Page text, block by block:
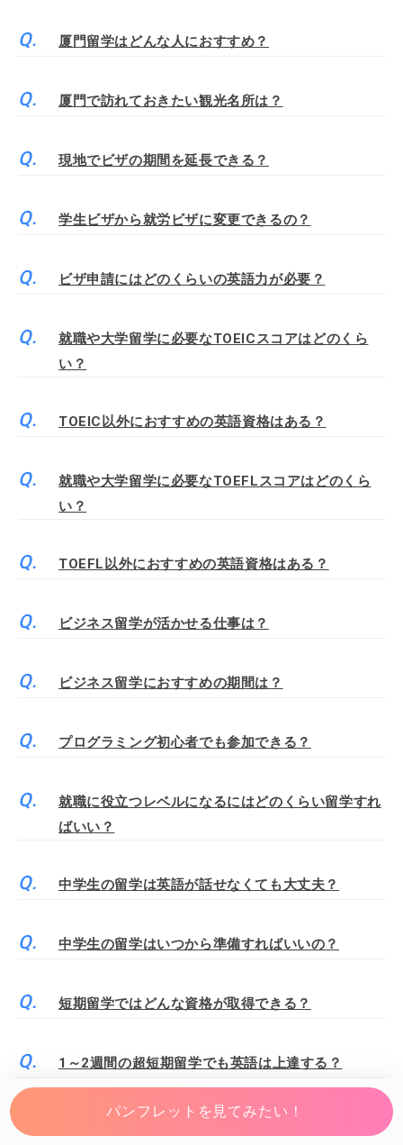
厦門留学はどんな人におすすめ？
厦門で訪れておきたい観光名所は？
現地でビザの期間を延長できる？
学生ビザから就労ビザに変更できるの？
ビザ申請にはどのくらいの英語力が必要？
就職や大学留学に必要なTOEICスコアはどのくら
い？
TOEIC以外におすすめの英語資格はある？
就職や大学留学に必要なTOEFLスコアはどのくら
い？
TOEFL以外におすすめの英語資格はある？
ビジネス留学が活かせる仕事は？
ビジネス留学におすすめの期間は？
プログラミング初心者でも参加できる？
就職に役立つレベルになるにはどのくらい留学すれ
ばいい？
中学生の留学は英語が話せなくても大丈夫？
中学生の留学はいつから準備すればいいの？
短期留学ではどんな資格が取得できる？
1～2週間の超短期留学でも英語は上達する？
短期留学の費用を安く済ませるには？
パンフレットを見てみたい！